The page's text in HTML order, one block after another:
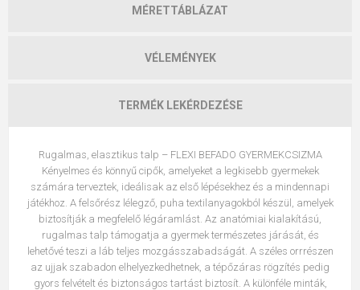
MÉRETTÁBLÁZAT
VÉLEMÉNYEK
TERMÉK LEKÉRDEZÉSE
Rugalmas, elasztikus talp – FLEXI BEFADO GYERMEKCSIZMA
Kényelmes és könnyű cipők, amelyeket a legkisebb gyermekek
számára terveztek, ideálisak az első lépésekhez és a mindennapi
játékhoz. A felsőrész lélegző, puha textilanyagokból készül, amelyek
biztosítják a megfelelő légáramlást. Az anatómiai kialakítású,
rugalmas talp támogatja a gyermek természetes járását, és
lehetővé teszi a láb teljes mozgásszabadságát. A széles orrrészen
az ujjak szabadon elhelyezkedhetnek, a tépőzáras rögzítés pedig
gyors felvételt és biztonságos tartást biztosít. A különféle minták,